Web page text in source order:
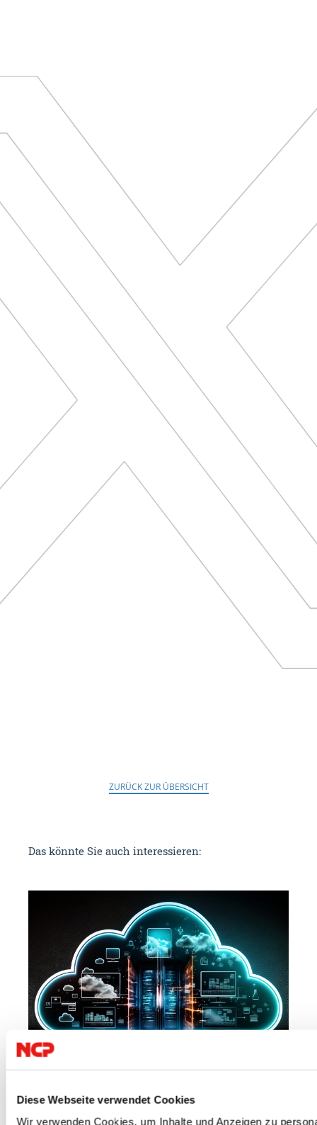
Diese Webseite verwendet Cookies
Wir verwenden Cookies, um Inhalte und Anzeigen zu
ZURÜCK ZUR ÜBERSICHT
Das könnte Sie auch interessieren:
23.07.2026
Cloud IT Security VPN